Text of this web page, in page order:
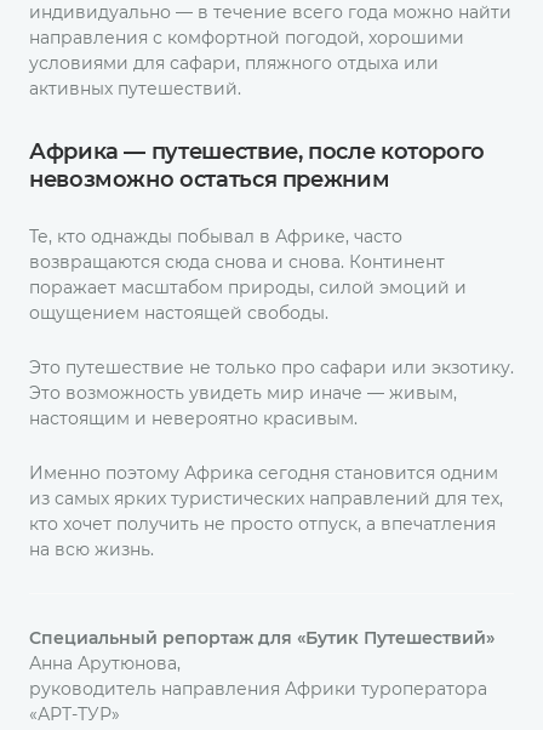
индивидуально — в течение всего года можно найти
направления с комфортной погодой, хорошими
условиями для сафари, пляжного отдыха или
активных путешествий.
Африка — путешествие, после которого
невозможно остаться прежним
Те, кто однажды побывал в Африке, часто
возвращаются сюда снова и снова. Континент
поражает масштабом природы, силой эмоций и
ощущением настоящей свободы.
Это путешествие не только про сафари или экзотику.
Это возможность увидеть мир иначе — живым,
настоящим и невероятно красивым.
Именно поэтому Африка сегодня становится одним
из самых ярких туристических направлений для тех,
кто хочет получить не просто отпуск, а впечатления
на всю жизнь.
Специальный репортаж для «Бутик Путешествий»
Анна Арутюнова,
руководитель направления Африки туроператора
«АРТ-ТУР»